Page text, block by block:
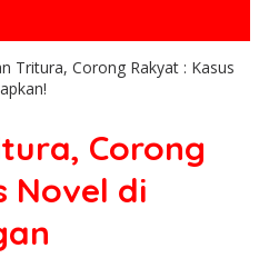
Tritura, Corong Rakyat : Kasus
Corong
Novel di